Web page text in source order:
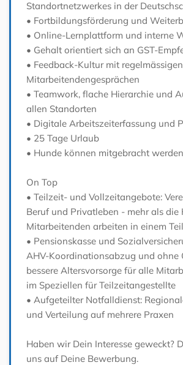
Standortnetzwerkes in der
• Fortbildungsförderung und
• Online-Lernplattform und interne
• Gehalt orientiert sich an GST-
• Feedback-Kultur mit regelmässigen
Mitarbeitendengesprächen
• Teamwork, flache Hierarchie und
allen Standorten
• Digitale Arbeitszeiterfassung und
• 25 Tage Urlaub
• Hunde können mitgebracht werden
On Top
• Teilzeit- und Vollzeitangebote:
Beruf und Privatleben - mehr als die
Mitarbeitenden arbeiten in einem
• Pensionskasse und
AHV-Koordinationsabzug und ohne
bessere Altersvorsorge für alle
im Speziellen für Teilzeitangestellte
• Aufgeteilter Notfalldienst:
und Verteilung auf mehrere Praxen
Haben wir Dein Interesse geweckt?
uns auf Deine Bewerbung.